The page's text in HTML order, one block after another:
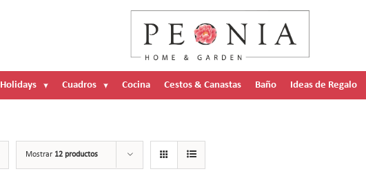
Holidays Cuadros Cocina Cestos & Canastas Baño Ideas de Regalo
Mostrar 12 productos